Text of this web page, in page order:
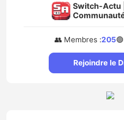
Switch-Actu |
👥 Membres :205
Rejoindre le